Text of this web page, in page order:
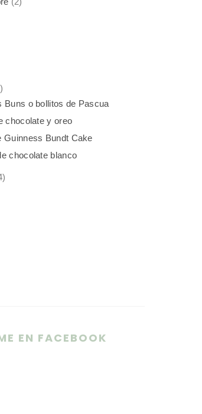
Buns o bollitos de Pascua
chocolate y oreo
Guinness Bundt Cake
chocolate blanco
EN FACEBOOK